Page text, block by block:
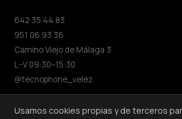
642 35 44 83
951 06 93 36
Camino Viejo de Málaga 3
L–V 09:30–15:30
@tecnophone_velez
Usamos cookies propias y de terceros